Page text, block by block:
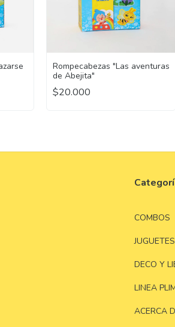
Rompecabezas "Las aventuras
de Abejita"
$20.000
COMBOS
JUGUETES
DECO Y
LINEA
ACERCA